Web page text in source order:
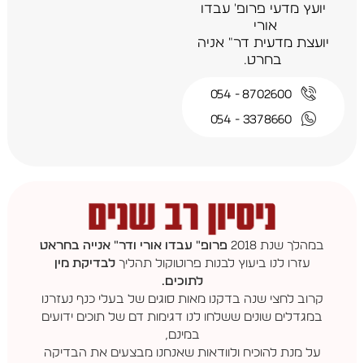
יועץ מדעי פרופ' עבדו
אורי
יועצת מדעית דר" אניה
בחרט.
8702600 - 054
3378660 - 054
במהלך שנת 2018
פרופ" עבדו אורי ודר" אנייה בחראט
עזרו לנו ביעוץ לבנות פרוטוקול תהליך לבדיקת מין
לתוכים.
קרוב לחצי שנה בדקנו מאות סוגים של בעלי כנף נעזרנו
במגדלים שונים ששלחו לנו דגימות דם של תוכים ידועים
במינם,
על מנת להוכיח ולוודאות שאנחנו מבצעים את הבדיקה